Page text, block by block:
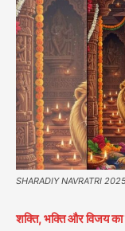
SHARADIY NAVRATRI
शक्ति, भक्ति और विजय का